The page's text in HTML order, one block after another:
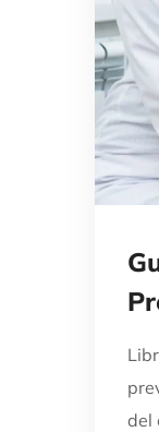
del